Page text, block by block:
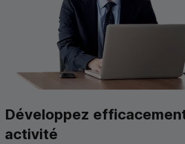
Développez
activité